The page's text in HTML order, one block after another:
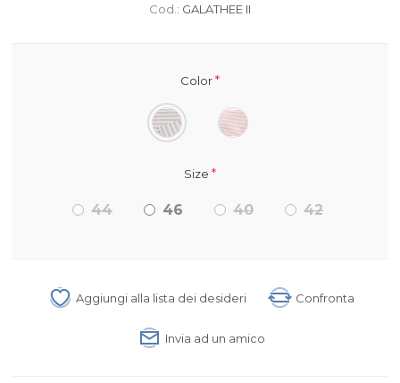
Cod.: GALATHEE II
Color*
Size *
44 46 40 42
Aggiungi alla lista dei desideri Confronta
Invia ad un amico